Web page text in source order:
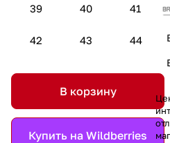
39 40 41
42 43 44
В корзину
Купить на Wildberries